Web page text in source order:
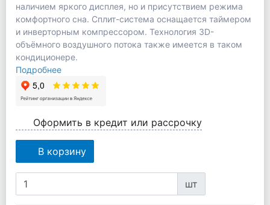
наличием яркого дисплея, но и присутствием режима
комфортного сна. Сплит-система оснащается таймером
и инверторным компрессором. Технология 3D-
объёмного воздушного потока также имеется в таком
кондиционере.
Подробнее
Оформить в кредит или рассрочку
В корзину
шт